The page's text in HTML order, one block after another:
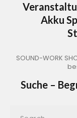
Akku
SOUND-WORK
Suche –